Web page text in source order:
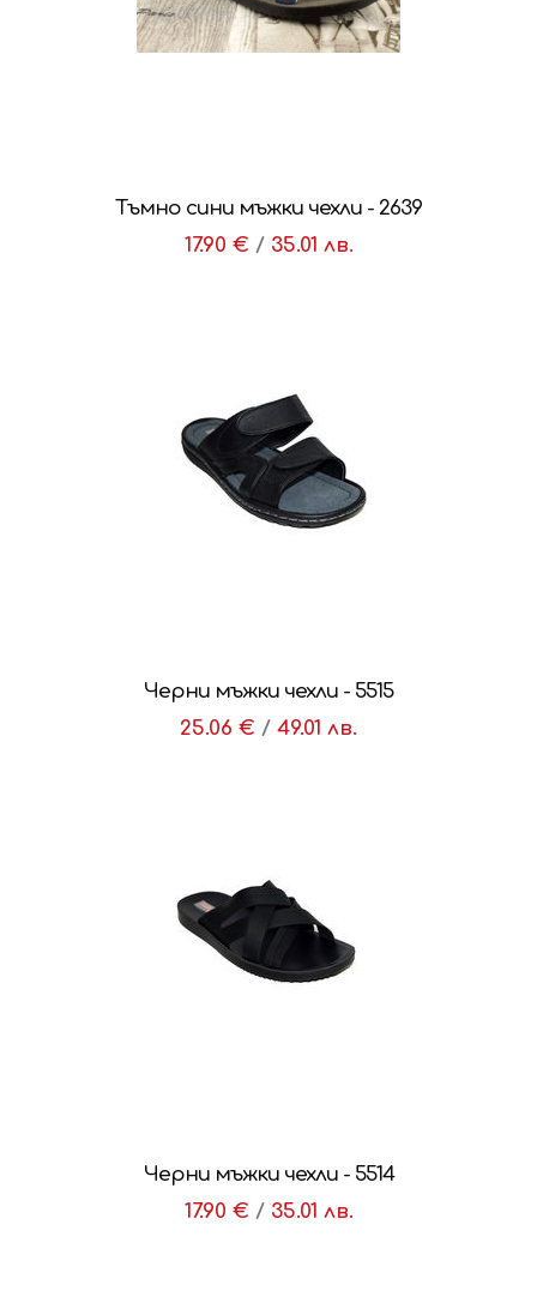
Тъмно сини мъжки чехли - 2639
17.90 € / 35.01 лв.
Черни мъжки чехли - 5515
25.06 € / 49.01 лв.
Черни мъжки чехли - 5514
17.90 € / 35.01 лв.